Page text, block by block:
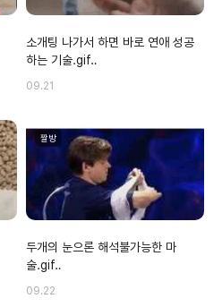
소개팅 나가서 하면 바로 연애 성공
하는 기술.gif‥
09.21
짤방
두개의 눈으론 해석불가능한 마
술.gif‥
09.22